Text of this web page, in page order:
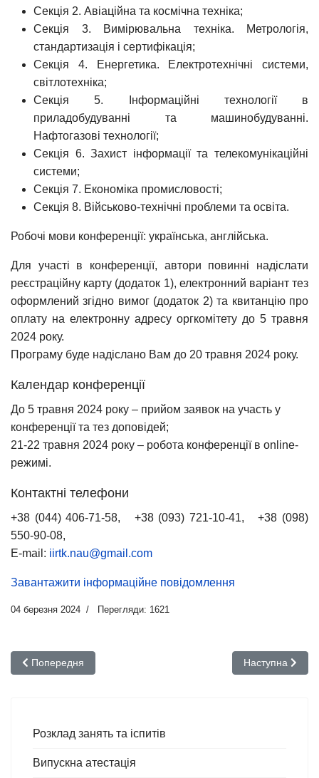
Секція 2. Авіаційна та космічна техніка;
Секція 3. Вимірювальна техніка. Метрологія,
стандартизація і сертифікація;
Секція 4. Енергетика. Електротехнічні системи,
світлотехніка;
Секція 5. Інформаційні технології в
приладобудуванні та машинобудуванні.
Нафтогазові технології;
Секція 6. Захист інформації та телекомунікаційні
системи;
Секція 7. Економіка промисловості;
Секція 8. Військово-технічні проблеми та освіта.
Робочі мови конференції: українська, англійська.
Для участі в конференції, автори повинні надіслати
реєстраційну карту (додаток 1), електронний варіант тез
оформлений згідно вимог (додаток 2) та квитанцію про
оплату на електронну адресу оргкомітету до 5 травня
2024 року.
Програму буде надіслано Вам до 20 травня 2024 року.
Календар конференції
До 5 травня 2024 року – прийом заявок на участь у
конференції та тез доповідей;
21-22 травня 2024 року – робота конференції в online-
режимі.
Контактні телефони
+38 (044) 406-71-58, +38 (093) 721-10-41, +38 (098)
550-90-08,
E-mail: iirtk.nau@gmail.com
Завантажити інформаційне повідомлення
04 березня 2024 Перегляди: 1621
Попередня стаття: Міжнародна конференція "Дні НК 2024", 10
Попередня Наступна
Наступна
Розклад занять та іспитів
Випускна атестація